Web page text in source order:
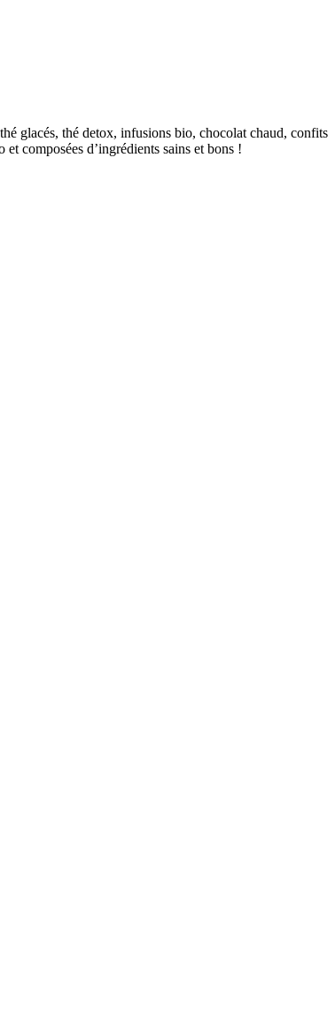
glacés, thé detox, infusions bio, chocolat chaud, confits
composées d’ingrédients sains et bons !